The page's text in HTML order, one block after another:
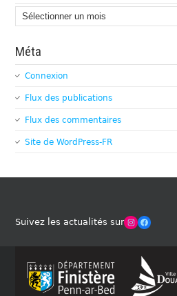
Archives
Méta
Connexion
Flux des publications
Flux des commentaires
Site de WordPress-FR
Suivez les actualités surWinches Club OfficielFacebook